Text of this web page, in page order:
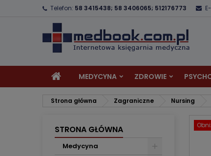
Telefon: 58 3415438; 58 3406065; 512176773
MEDYCYNA ZDROWIE
Strona główna Zagraniczne Nursing
STRONA GŁÓWNA
Medycyna